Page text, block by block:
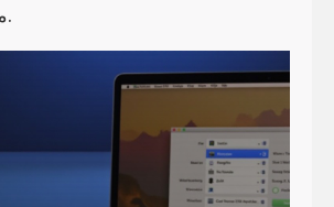
مشحونة بكفاءة.